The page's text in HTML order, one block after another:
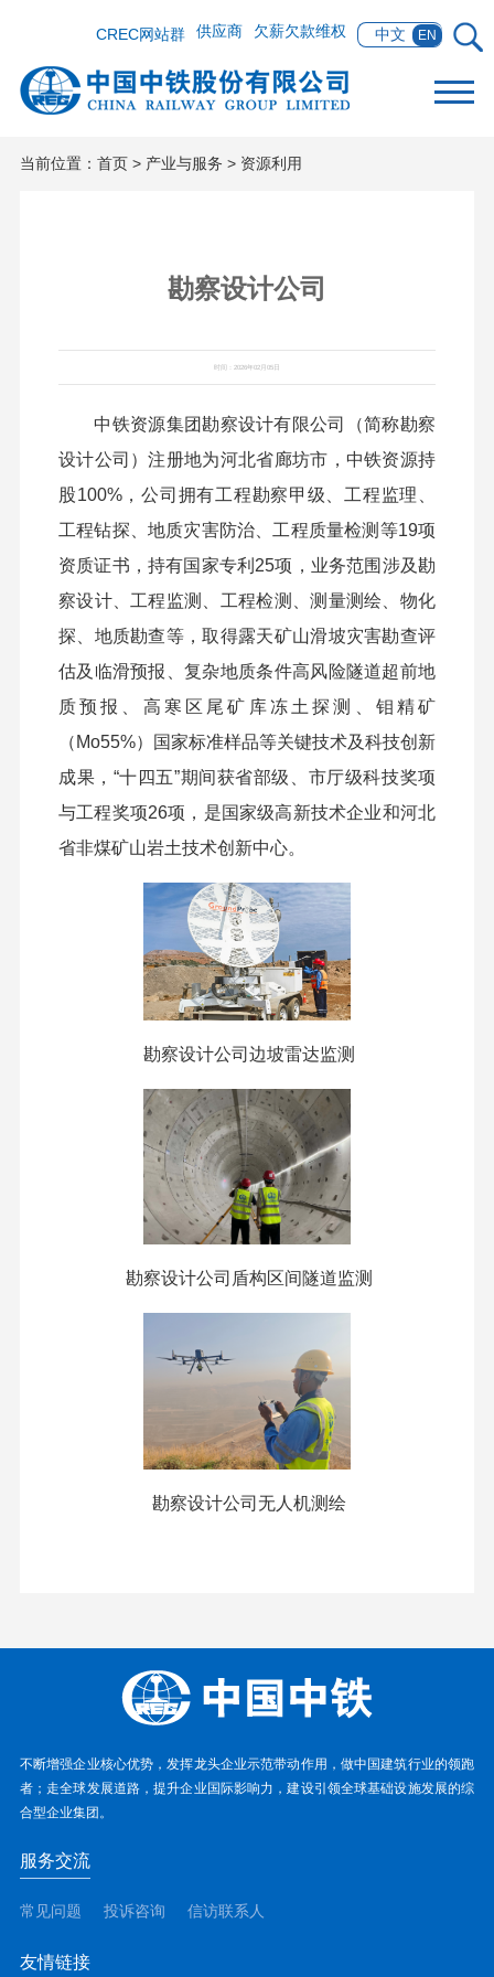
中文 EN
欠薪欠款维权
供应商
CREC网站群
当前位置： 首页> 产业与服务 > 资源利用
勘察设计公司
时间：2026年02月05日
中铁资源集团勘察设计有限公司（简称勘察
设计公司）注册地为河北省廊坊市，中铁资源持
股100%，公司拥有工程勘察甲级、工程监理、
工程钻探、地质灾害防治、工程质量检测等19项
资质证书，持有国家专利25项，业务范围涉及勘
察设计、工程监测、工程检测、测量测绘、物化
探、地质勘查等，取得露天矿山滑坡灾害勘查评
估及临滑预报、复杂地质条件高风险隧道超前地
质预报、高寒区尾矿库冻土探测、钼精矿
（Mo55%）国家标准样品等关键技术及科技创新
成果， “十四五”期间获省部级、市厅级科技奖项
与工程奖项26项，是国家级高新技术企业和河北
省非煤矿山岩土技术创新中心。
勘察设计公司边坡雷达监测
勘察设计公司盾构区间隧道监测
勘察设计公司无人机测绘
不断增强企业核心优势，发挥龙头企业示范带动作用，做中国建筑行业的领跑
者；走全球发展道路，提升企业国际影响力，建设引领全球基础设施发展的综
合型企业集团。
服务交流
常见问题 投诉咨询 信访联系人
友情链接